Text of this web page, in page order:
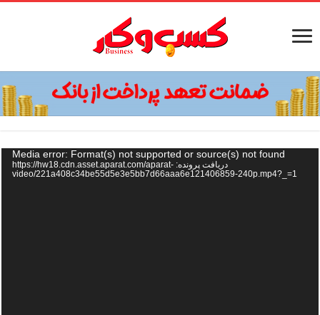
Media error: Format(s) not supported or source(s) not found
دریافت پرونده: https://hw18.cdn.asset.aparat.com/aparat-
video/221a408c34be55d5e3e5bb7d66aaa6e121406859-240p.mp4?_=1